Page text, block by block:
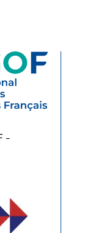
-